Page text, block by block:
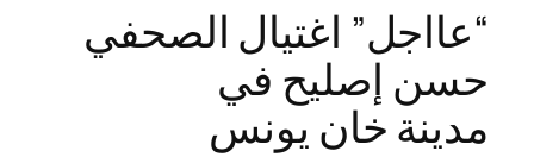
“عااجل” اغتيال الصحفي
حسن إصليح في
مدينة خان يونس